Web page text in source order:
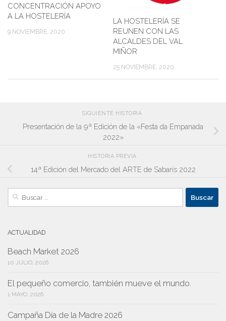
CONCENTRACIÓN APOYO
A LA HOSTELERÍA
9 NOVIEMBRE, 2020
LA HOSTELERÍA SE
REUNEN CON LAS
ALCALDES DEL VAL
MIÑOR
25 NOVIEMBRE, 2020
SIGUIENTE HISTORIA
Presentación de la 9ª Edición de la «Festa da Empanada
2022»
HISTORIA PREVIA
14ª Edición del Mercado del ARTE de Sabarís 2022
Buscar:
ACTUALIDAD
Beach Market 2026
10 JULIO, 2026
El pequeño comercio, también mueve el mundo.
1 MAYO, 2026
Campaña Día de la Madre 2026